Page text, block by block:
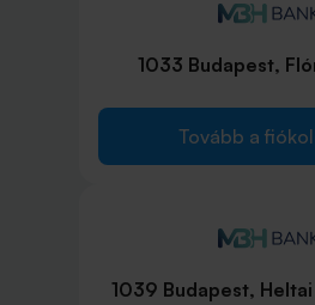
1033 Budapest,
Tovább a
1039 Budapest,